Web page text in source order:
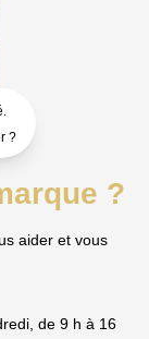
?
?
aider et vous
de 9 h à 16